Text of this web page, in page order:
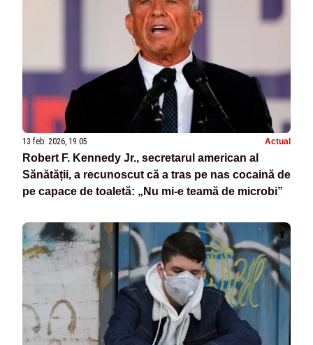
13 feb. 2026, 19:05 Actual
Robert F. Kennedy Jr., secretarul american al
Sănătății, a recunoscut că a tras pe nas cocaină de
pe capace de toaletă: „Nu mi-e teamă de microbi”